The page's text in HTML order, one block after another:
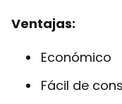
Ventajas:
Económico
Fácil de